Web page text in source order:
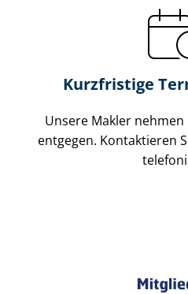
Kurzfristige
Unsere Makler
entgegen. Kontaktieren